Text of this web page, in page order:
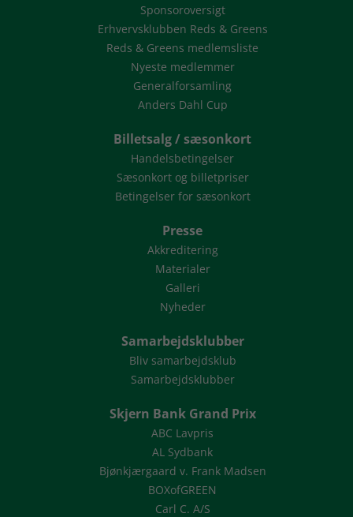
Sponsoroversigt
Erhvervsklubben Reds & Greens
Reds & Greens medlemsliste
Nyeste medlemmer
Generalforsamling
Anders Dahl Cup
Billetsalg / sæsonkort
Handelsbetingelser
Sæsonkort og billetpriser
Betingelser for sæsonkort
Presse
Akkreditering
Materialer
Galleri
Nyheder
Samarbejdsklubber
Bliv samarbejdsklub
Samarbejdsklubber
Skjern Bank Grand Prix
ABC Lavpris
AL Sydbank
Bjønkjærgaard v. Frank Madsen
BOXofGREEN
Carl C. A/S